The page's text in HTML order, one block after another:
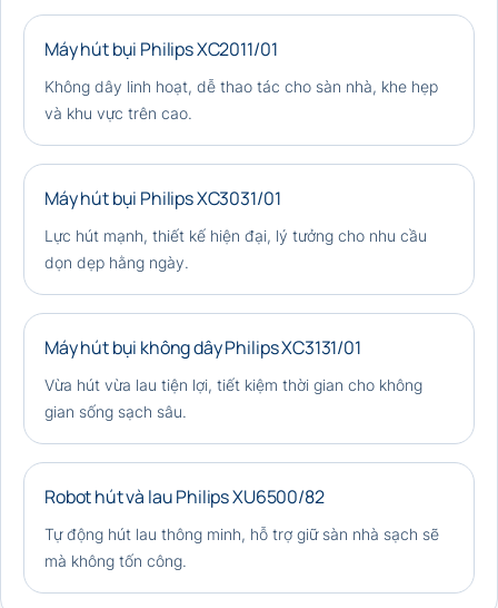
Máy hút bụi Philips XC2011/01
Không dây linh hoạt, dễ thao tác cho sàn nhà, khe hẹp
và khu vực trên cao.
Máy hút bụi Philips XC3031/01
Lực hút mạnh, thiết kế hiện đại, lý tưởng cho nhu cầu
dọn dẹp hằng ngày.
Máy hút bụi không dây Philips XC3131/01
Vừa hút vừa lau tiện lợi, tiết kiệm thời gian cho không
gian sống sạch sâu.
Robot hút và lau Philips XU6500/82
Tự động hút lau thông minh, hỗ trợ giữ sàn nhà sạch sẽ
mà không tốn công.